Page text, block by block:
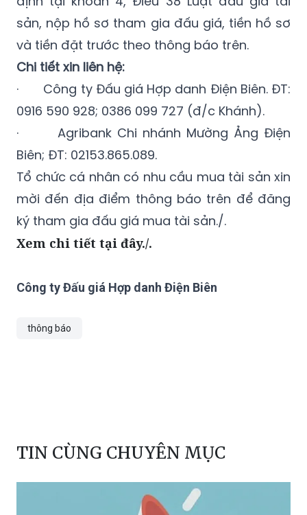
và tiền đặt trước theo thông báo trên.
Chi tiết xin liên hệ:
· Công ty Đấu giá Hợp danh Điện Biên. ĐT:
0916 590 928; 0386 099 727 (đ/c Khánh).
· Agribank Chi nhánh Mường Ảng Điện
Biên; ĐT: 02153.865.089.
Tổ chức cá nhân có nhu cầu mua tài sản xin
mời đến địa điểm thông báo trên để đăng
ký tham gia đấu giá mua tài sản./.
Xem chi tiết tại đây./.
Công ty Đấu giá Hợp danh Điện Biên
thông báo